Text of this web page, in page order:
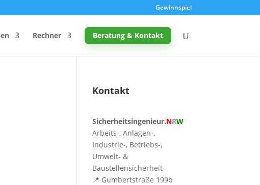
Gewinnspiel
Rechner
Schreibtischhöhe berechnen
Mutterschutz: Frist berechnen
Taupunkt & Schimmelgefahr
Beratung & Kontakt
Kontakt
Sicherheitsingenieur.NRW
Arbeits-, Anlagen-,
Industrie-, Betriebs-,
Umwelt- &
Baustellensicherheit
📍 Gumbertstraße 199b